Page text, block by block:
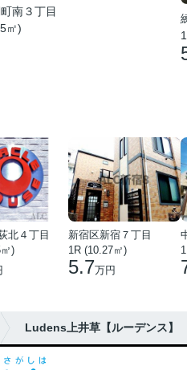
南３丁目
㎡)
北４丁目
)
新宿区新宿７丁目
1R (10.27㎡)
5.7万円
Ludens上井草【ルーデンス】